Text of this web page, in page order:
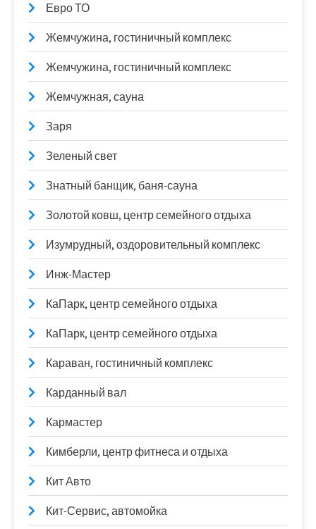
Евро ТО
Жемчужина, гостиничный комплекс
Жемчужина, гостиничный комплекс
Жемчужная, сауна
Заря
Зеленый свет
Знатный банщик, баня-сауна
Золотой ковш, центр семейного отдыха
Изумрудный, оздоровительный комплекс
Инж-Мастер
КаПарк, центр семейного отдыха
КаПарк, центр семейного отдыха
Караван, гостиничный комплекс
Карданный вал
Кармастер
Кимберли, центр фитнеса и отдыха
Кит Авто
Кит-Сервис, автомойка